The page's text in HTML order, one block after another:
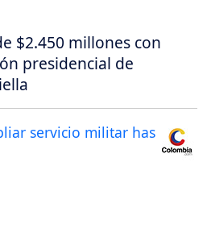
$2.450 millones con
presidencial de